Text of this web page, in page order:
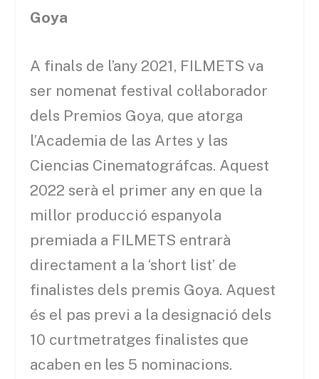
Goya
A finals de l’any 2021, FILMETS va
ser nomenat festival col·laborador
dels Premios Goya, que atorga
l’Academia de las Artes y las
Ciencias Cinematográfcas. Aquest
2022 serà el primer any en que la
millor producció espanyola
premiada a FILMETS entrarà
directament a la ‘short list’ de
finalistes dels premis Goya. Aquest
és el pas previ a la designació dels
10 curtmetratges finalistes que
acaben en les 5 nominacions.